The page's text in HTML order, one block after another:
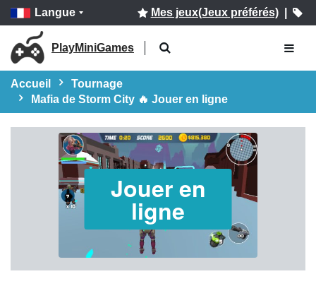
Langue Mes jeux(Jeux préférés)|
PlayMiniGames
Accueil
Tournage
Mafia de Storm City 🔥 Jouer en ligne
Jouer en
ligne